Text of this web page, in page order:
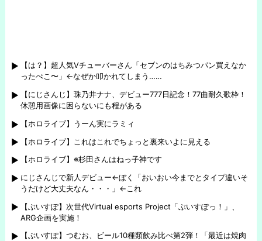
【は？】超人気Vチューバーさん「セブンのはちみつパン買えなか
ったぺこ〜」←なぜか叩かれてしまう……
【にじさんじ】珠乃井ナナ、デビュー777日記念！77曲耐久歌枠！
休憩用画像に困らないにも程がある
【ホロライブ】うーん実にラミィ
【ホロライブ】これはこれでちょっと裏来いよに見える
【ホロライブ】※杉田さんはねっ子神です
にじさんじで新人デビュー←ぼく「おいおい今までとタイプ違いそ
うだけど大丈夫なん・・・」←これ
【ぶいすぽ】次世代Virtual esports Project「ぶいすぽっ！」、
ARG企画を実施！
【ぶいすぽ】つむお、ビール10種類飲み比べ第2弾！「最近は焼肉